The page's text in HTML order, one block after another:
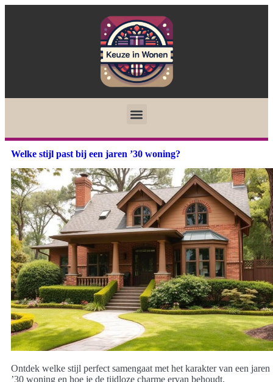
Welke stijl past bij een jaren ’30 woning?
Ontdek welke stijl perfect samengaat met het karakter van een jaren
’30 woning en hoe je de tijdloze charme ervan behoudt.